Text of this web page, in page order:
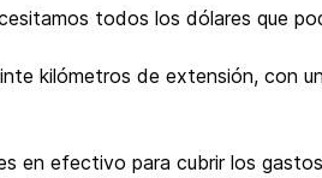
todos los dólares que
kilómetros de extensión, con
en efectivo para cubrir los